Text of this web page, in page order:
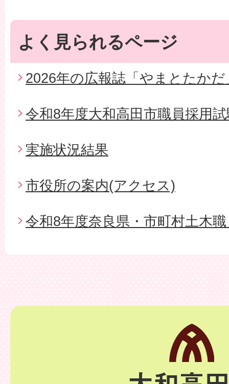
よく見られるページ
2026年の広報誌「やまとたかだ
令和8年度大和高田市職員採用
実施状況結果
市役所の案内(アクセス)
令和8年度奈良県・市町村土木